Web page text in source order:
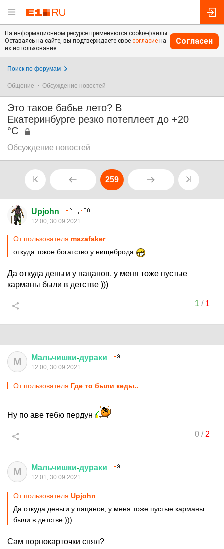
На информационном ресурсе применяются cookie-файлы.
Оставаясь на сайте, вы подтверждаете свое согласие на
их использование.
Согласен
Поиск по форумам
Общение Обсуждение новостей
Это такое бабье лето? В
Екатеринбурге резко потеплеет до +20
°C
Обсуждение новостей
259
Upjohn
12:00, 30.09.2021
От пользователя mazafaker
откуда токое богатство у нищеброда
Да откуда деньги у пацанов, у меня тоже пустые
карманы были в детстве )))
1 / 1
М Мальчишки-дураки
12:00, 30.09.2021
От пользователя Где то были кеды..
Ну по аве тебю пердун
0/ 2
М Мальчишки-дураки
12:01, 30.09.2021
От пользователя Upjohn
Да откуда деньги у пацанов, у меня тоже пустые карманы
были в детстве )))
Сам порнокарточки снял?